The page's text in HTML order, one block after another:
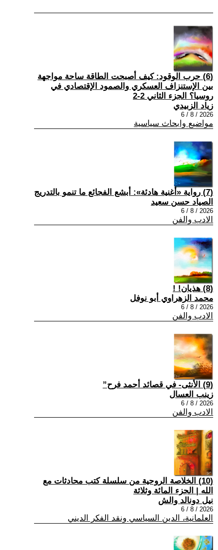
(6) حرب الوقود: كيف أصبحت الطاقة ساحة مواجهة
بين الإستنزاف العسكري والصمود الإقتصادي في
روسيا؟ الجزء الثاني 2-2
زياد الزبيدي
2026 / 8 / 6
مواضيع وابحاث سياسية
(7) رواية «أغنية هادئة»: أبشع الفجائع ما تنمو بالتدريج
الصياد حسن سعيد
2026 / 8 / 6
الادب والفن
(8) هذيان! !
محمد الزهراوي أبو نوفل
2026 / 8 / 6
الادب والفن
(9) الأنثى- في قصائد أحمد فرح”
زينب العسال
2026 / 8 / 6
الادب والفن
(10) الخلاصة الروحية من سلسلة كتب محادثات مع
الله | الجزء المائة وثلاثة
نيل دونالد والش
2026 / 8 / 6
العلمانية، الدين السياسي ونقد الفكر الديني